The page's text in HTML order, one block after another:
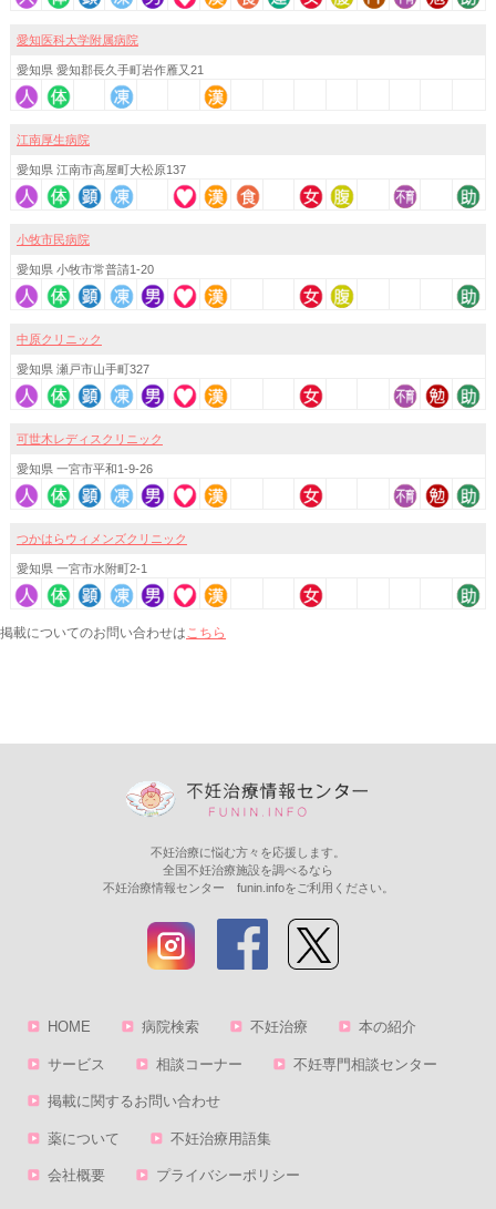
愛知医科大学附属病院
愛知県 愛知郡長久手町岩作雁又21
江南厚生病院
愛知県 江南市高屋町大松原137
小牧市民病院
愛知県 小牧市常普請1-20
中原クリニック
愛知県 瀬戸市山手町327
可世木レディスクリニック
愛知県 一宮市平和1-9-26
つかはらウィメンズクリニック
愛知県 一宮市水附町2-1
掲載についてのお問い合わせはこちら
不妊治療に悩む方々を応援します。
全国不妊治療施設を調べるなら
不妊治療情報センター funin.infoをご利用ください。
HOME 病院検索 不妊治療 本の紹介
サービス 相談コーナー 不妊専門相談センター
掲載に関するお問い合わせ
薬について 不妊治療用語集
会社概要 プライバシーポリシー